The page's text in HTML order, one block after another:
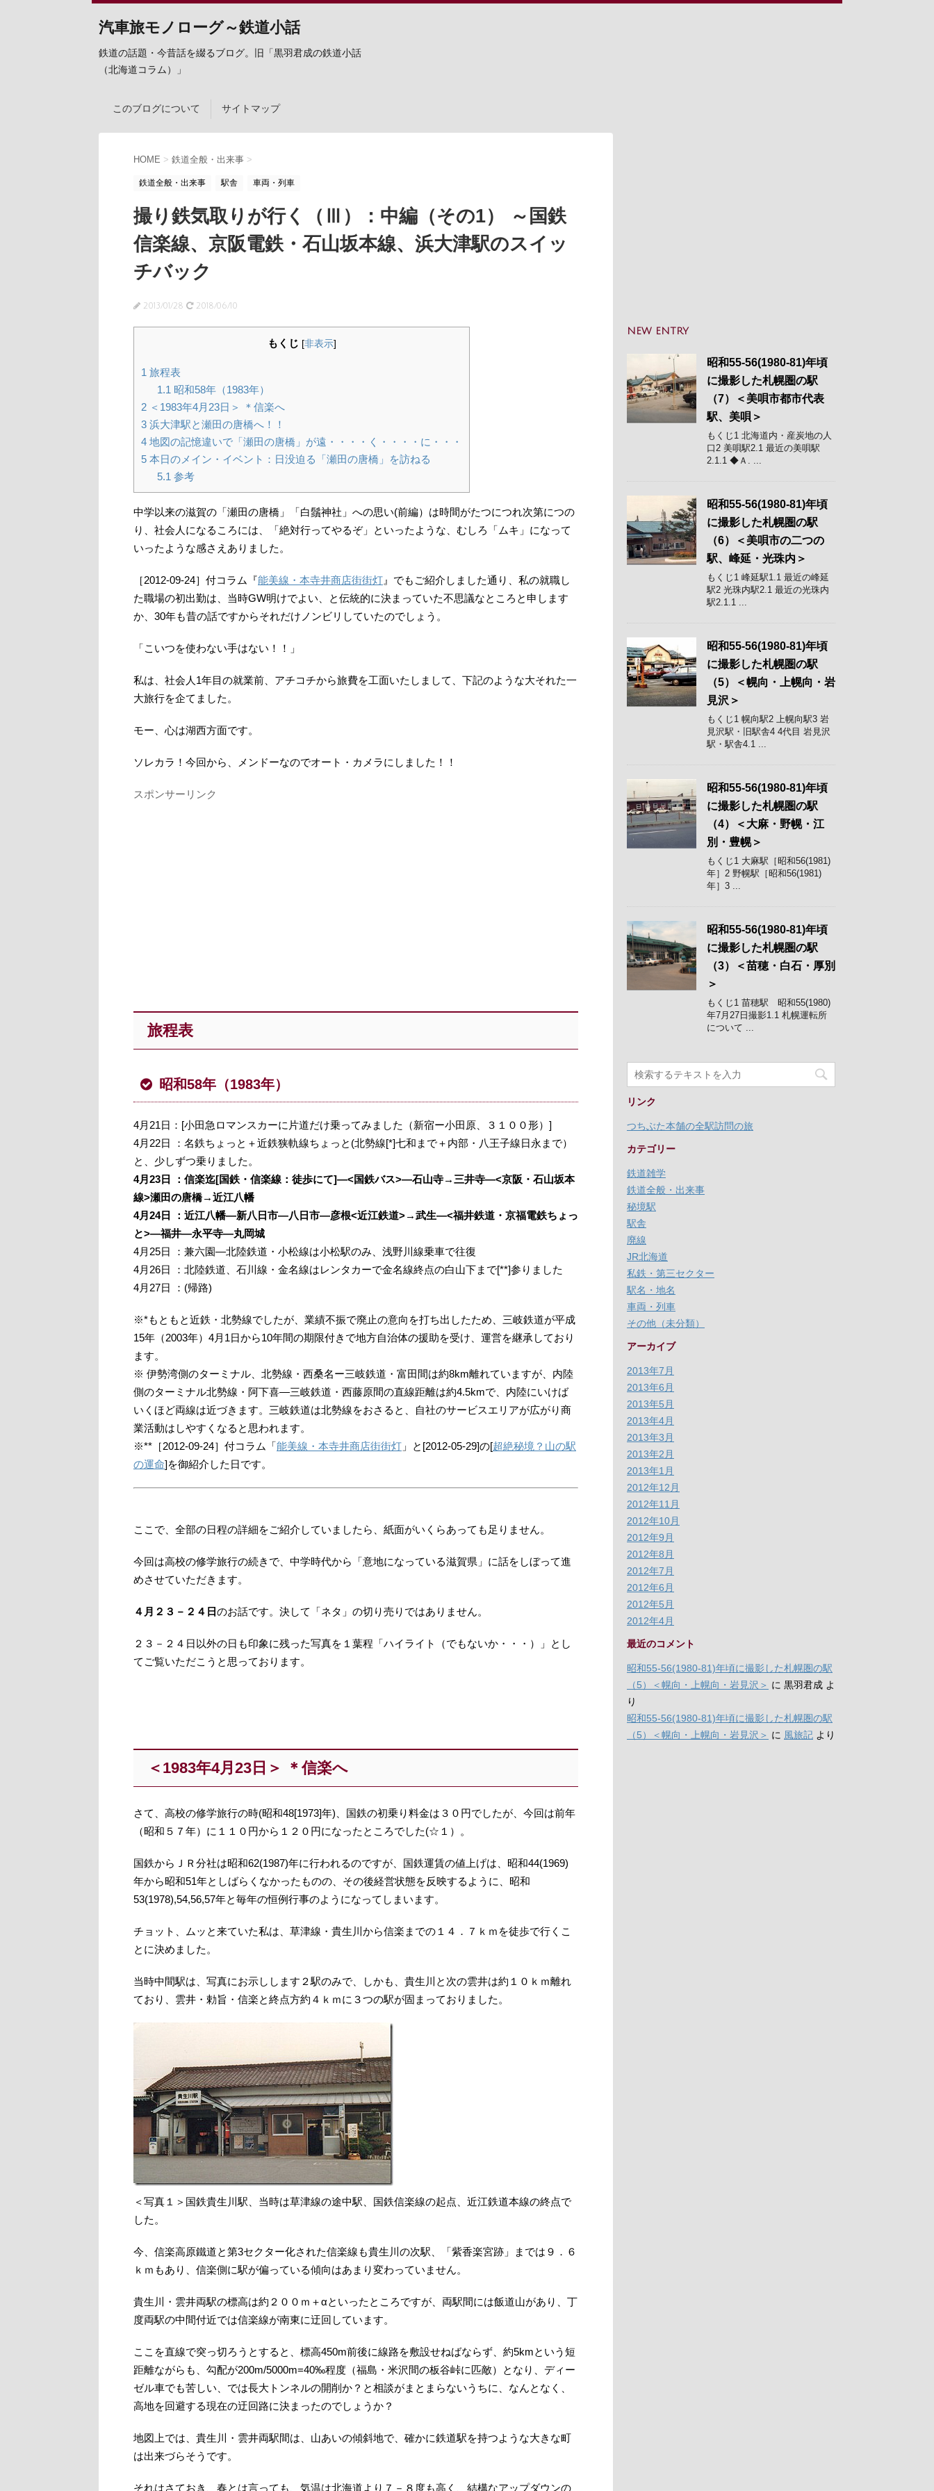
汽車旅モノローグ～鉄道小話
鉄道の話題・今昔話を綴るブログ。旧「黒羽君成の鉄道小話
（北海道コラム）」
このブログについて サイトマップ
HOME > 鉄道全般・出来事 >
鉄道全般・出来事 駅舎 車両・列車
撮り鉄気取りが行く（Ⅲ）：中編（その1） ～国鉄
信楽線、京阪電鉄・石山坂本線、浜大津駅のスイッ
チバック
2013/01/28 2018/06/10
もくじ [非表示]
1 旅程表
1.1 昭和58年（1983年）
2 ＜1983年4月23日＞ ＊信楽へ
3 浜大津駅と瀬田の唐橋へ！！
4 地図の記憶違いで「瀬田の唐橋」が遠・・・・く・・・・に・・・
5 本日のメイン・イベント：日没迫る「瀬田の唐橋」を訪ねる
5.1 参考
中学以来の滋賀の「瀬田の唐橋」「白鬚神社」への思い(前編）は時間がたつにつれ次第につの
り、社会人になるころには、「絶対行ってやるぞ」といったような、むしろ「ムキ」になって
いったような感さえありました。
［2012-09-24］付コラム『能美線・本寺井商店街街灯 』でもご紹介しました通り、私の就職し
た職場の初出勤は、当時GW明けでよい、と伝統的に決まっていた不思議なところと申します
か、30年も昔の話ですからそれだけノンビリしていたのでしょう。
「こいつを使わない手はない！！」
私は、社会人1年目の就業前、アチコチから旅費を工面いたしまして、下記のような大それた一
大旅行を企てました。
モー、心は湖西方面です。
ソレカラ！今回から、メンドーなのでオート・カメラにしました！！
スポンサーリンク
旅程表
昭和58年（1983年）
4月21日：[小田急ロマンスカーに片道だけ乗ってみました（新宿ー小田原、３１００形）]
4月22日 ：名鉄ちょっと＋近鉄狭軌線ちょっと(北勢線[*]七和まで＋内部・八王子線日永まで）
と、少しずつ乗りました。
4月23日 ：信楽迄[国鉄・信楽線：徒歩にて]―<国鉄バス>―石山寺→三井寺―<京阪・石山坂本
線>瀬田の唐橋→近江八幡
4月24日 ：近江八幡―新八日市―八日市―彦根<近江鉄道>→武生―<福井鉄道・京福電鉄ちょっ
と>―福井―永平寺―丸岡城
4月25日 ：兼六園―北陸鉄道・小松線は小松駅のみ、浅野川線乗車で往復
4月26日 ：北陸鉄道、石川線・金名線はレンタカーで金名線終点の白山下まで[**]参りました
4月27日 ：(帰路)
※*もともと近鉄・北勢線でしたが、業績不振で廃止の意向を打ち出したため、三岐鉄道が平成
15年（2003年）4月1日から10年間の期限付きで地方自治体の援助を受け、運営を継承しており
ます。
※ 伊勢湾側のターミナル、北勢線・西桑名ー三岐鉄道・富田間は約8km離れていますが、内陸
側のターミナル北勢線・阿下喜―三岐鉄道・西藤原間の直線距離は約4.5kmで、内陸にいけば
いくほど両線は近づきます。三岐鉄道は北勢線をおさると、自社のサービスエリアが広がり商
業活動はしやすくなると思われます。
※**［2012-09-24］付コラム「能美線・本寺井商店街街灯 」と[2012-05-29]の[超絶秘境？山の駅
の運命]を御紹介した日です。
ここで、全部の日程の詳細をご紹介していましたら、紙面がいくらあっても足りません。
今回は高校の修学旅行の続きで、中学時代から「意地になっている滋賀県」に話をしぼって進
めさせていただきます。
４月２３－２４日のお話です。決して「ネタ」の切り売りではありません。
２３－２４日以外の日も印象に残った写真を１葉程「ハイライト（でもないか・・・）」とし
てご覧いただこうと思っております。
＜1983年4月23日＞ ＊信楽へ
さて、高校の修学旅行の時(昭和48[1973]年)、国鉄の初乗り料金は３０円でしたが、今回は前年
（昭和５７年）に１１０円から１２０円になったところでした(☆１）。
国鉄からＪＲ分社は昭和62(1987)年に行われるのですが、国鉄運賃の値上げは、昭和44(1969)
年から昭和51年としばらくなかったものの、その後経営状態を反映するように、昭和
53(1978),54,56,57年と毎年の恒例行事のようになってしまいます。
チョット、ムッと来ていた私は、草津線・貴生川から信楽までの１４．７ｋｍを徒歩で行くこ
とに決めました。
当時中間駅は、写真にお示しします２駅のみで、しかも、貴生川と次の雲井は約１０ｋｍ離れ
ており、雲井・勅旨・信楽と終点方約４ｋｍに３つの駅が固まっておりました。
＜写真１＞国鉄貴生川駅、当時は草津線の途中駅、国鉄信楽線の起点、近江鉄道本線の終点で
した。
今、信楽高原鐵道と第3セクター化された信楽線も貴生川の次駅、「紫香楽宮跡」までは９．６
ｋｍもあり、信楽側に駅が偏っている傾向はあまり変わっていません。
貴生川・雲井両駅の標高は約２００ｍ＋αといったところですが、両駅間には飯道山があり、丁
度両駅の中間付近では信楽線が南東に迂回しています。
ここを直線で突っ切ろうとすると、標高450m前後に線路を敷設せねばならず、約5kmという短
距離ながらも、勾配が200m/5000m=40‰程度（福島・米沢間の板谷峠に匹敵）となり、ディー
ゼル車でも苦しい、では長大トンネルの開削か？と相談がまとまらないうちに、なんとなく、
高地を回避する現在の迂回路に決まったのでしょうか？
地図上では、貴生川・雲井両駅間は、山あいの傾斜地で、確かに鉄道駅を持つような大きな町
は出来づらそうです。
それはさておき、春とは言っても、気温は北海道より７－８度も高く、結構なアップダウンの
NEW ENTRY
昭和55-56(1980-81)年頃
に撮影した札幌圏の駅
（7）＜美唄市都市代表
駅、美唄＞
もくじ1 北海道内・産炭地の人
口2 美唄駅2.1 最近の美唄駅
2.1.1 ◆Ａ. ...
昭和55-56(1980-81)年頃
に撮影した札幌圏の駅
（6）＜美唄市の二つの
駅、峰延・光珠内＞
もくじ1 峰延駅1.1 最近の峰延
駅2 光珠内駅2.1 最近の光珠内
駅2.1.1 ...
昭和55-56(1980-81)年頃
に撮影した札幌圏の駅
（5）＜幌向・上幌向・岩
見沢＞
もくじ1 幌向駅2 上幌向駅3 岩
見沢駅・旧駅舎4 4代目 岩見沢
駅・駅舎4.1 ...
昭和55-56(1980-81)年頃
に撮影した札幌圏の駅
（4）＜大麻・野幌・江
別・豊幌＞
もくじ1 大麻駅［昭和56(1981)
年］2 野幌駅［昭和56(1981)
年］3 ...
昭和55-56(1980-81)年頃
に撮影した札幌圏の駅
（3）＜苗穂・白石・厚別
＞
もくじ1 苗穂駅 昭和55(1980)
年7月27日撮影1.1 札幌運転所
について ...
リンク
つちぶた本舗の全駅訪問の旅
カテゴリー
鉄道雑学
鉄道全般・出来事
秘境駅
駅舎
廃線
JR北海道
私鉄・第三セクター
駅名・地名
車両・列車
その他（未分類）
アーカイブ
2013年7月
2013年6月
2013年5月
2013年4月
2013年3月
2013年2月
2013年1月
2012年12月
2012年11月
2012年10月
2012年9月
2012年8月
2012年7月
2012年6月
2012年5月
2012年4月
最近のコメント
昭和55-56(1980-81)年頃に撮影した札幌圏の駅
（5）＜幌向・上幌向・岩見沢＞ に 黒羽君成 よ
り
昭和55-56(1980-81)年頃に撮影した札幌圏の駅
（5）＜幌向・上幌向・岩見沢＞ に 風旅記 より